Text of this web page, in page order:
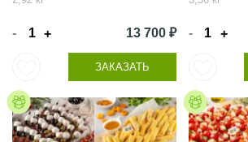
- + 13 700 ₽
ЗАКАЗАТЬ
- +